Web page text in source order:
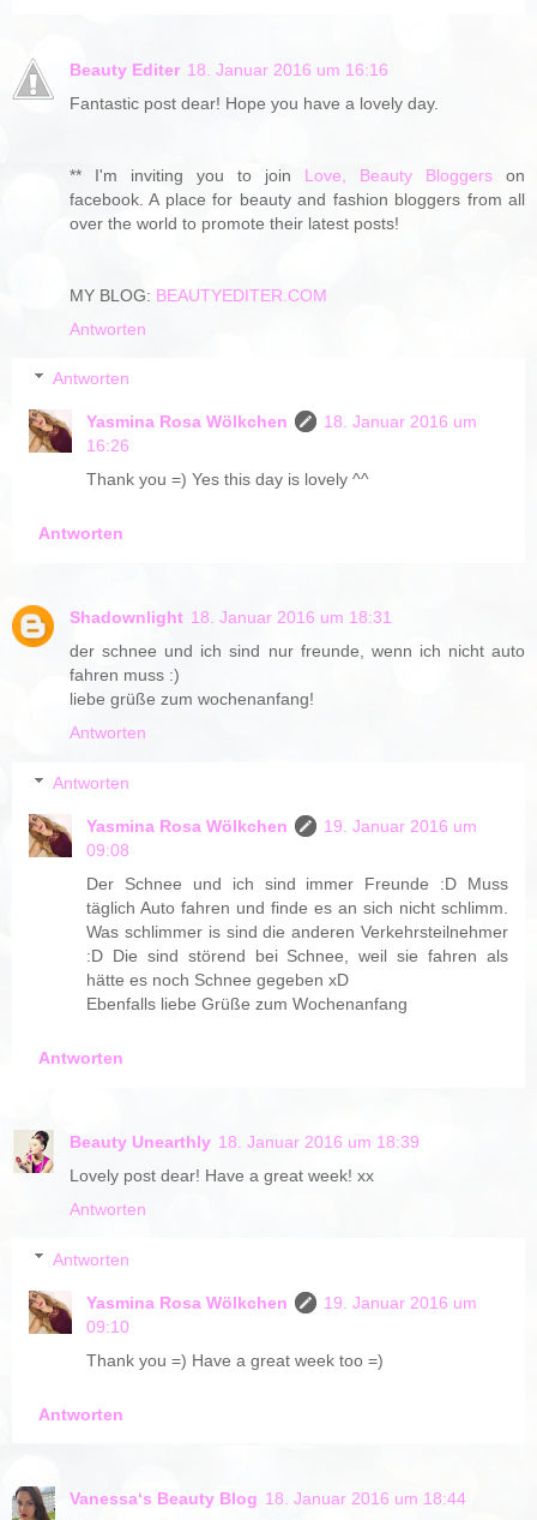
Beauty Editer 18. Januar 2016 um 16:16
Fantastic post dear! Hope you have a lovely day.
** I'm inviting you to join Love, Beauty Bloggers on
facebook. A place for beauty and fashion bloggers from all
over the world to promote their latest posts!
MY BLOG: BEAUTYEDITER.COM
Antworten
Antworten
Yasmina Rosa Wölkchen
18. Januar 2016 um
16:26
Thank you =) Yes this day is lovely ^^
Antworten
Shadownlight 18. Januar 2016 um 18:31
der schnee und ich sind nur freunde, wenn ich nicht auto
fahren muss :)
liebe grüße zum wochenanfang!
Antworten
Antworten
Yasmina Rosa Wölkchen
19. Januar 2016 um
09:08
Der Schnee und ich sind immer Freunde :D Muss
täglich Auto fahren und finde es an sich nicht schlimm.
Was schlimmer is sind die anderen Verkehrsteilnehmer
:D Die sind störend bei Schnee, weil sie fahren als
hätte es noch Schnee gegeben xD
Ebenfalls liebe Grüße zum Wochenanfang
Antworten
Beauty Unearthly 18. Januar 2016 um 18:39
Lovely post dear! Have a great week! xx
Antworten
Antworten
Yasmina Rosa Wölkchen
19. Januar 2016 um
09:10
Thank you =) Have a great week too =)
Antworten
Vanessa‘s Beauty Blog 18. Januar 2016 um 18:44